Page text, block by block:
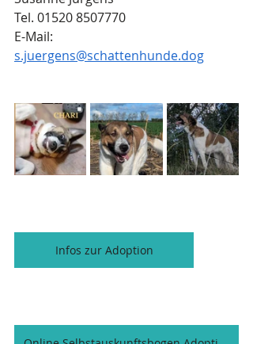
Tel. 01520 8507770
E-Mail:
s.juergens@schattenhunde.dog
Infos zur Adoption